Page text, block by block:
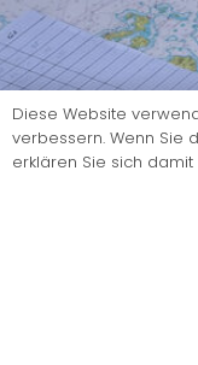
Diese Website
verbessern. Wenn Sie
erklären Sie sich